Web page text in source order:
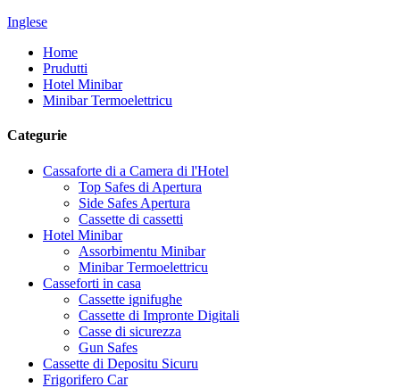
Inglese
Home
Prudutti
Hotel Minibar
Minibar Termoelettricu
Categurie
Cassaforte di a Camera di l'Hotel
Top Safes di Apertura
Side Safes Apertura
Cassette di cassetti
Hotel Minibar
Assorbimentu Minibar
Minibar Termoelettricu
Casseforti in casa
Cassette ignifughe
Cassette di Impronte Digitali
Casse di sicurezza
Gun Safes
Cassette di Depositu Sicuru
Frigorifero Car